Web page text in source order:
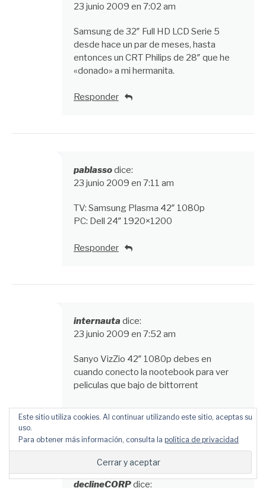
23 junio 2009 en 7:02 am
Samsung de 32″ Full HD LCD Serie 5
desde hace un par de meses, hasta
entonces un CRT Philips de 28″ que he
«donado» a mi hermanita.
Responder
pablassodice:
23 junio 2009 en 7:11 am
TV: Samsung Plasma 42″ 1080p
PC: Dell 24″ 1920×1200
Responder
internauta dice:
23 junio 2009 en 7:52 am
Sanyo VizZio 42″ 1080p debes en
cuando conecto la nootebook para ver
peliculas que bajo de bittorrent
Responder
declineCORPdice:
Este sitio utiliza cookies. Al continuar utilizando este sitio, aceptas su
uso.
Para obtener más información, consulta la política de privacidad